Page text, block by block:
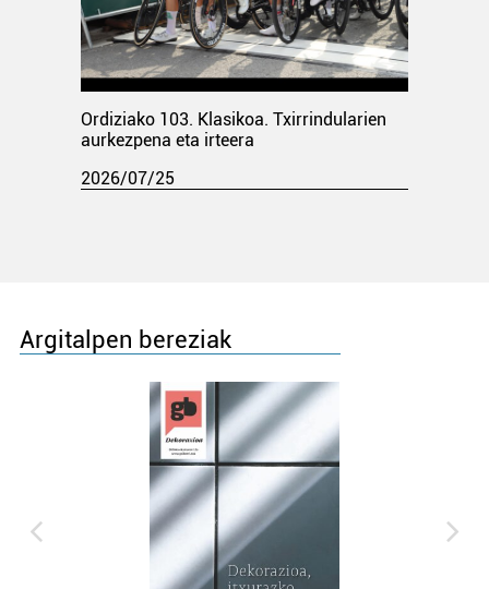
Ordiziako 103. Klasikoa. Txirrindularien
aurkezpena eta irteera
2026/07/25
Argitalpen bereziak